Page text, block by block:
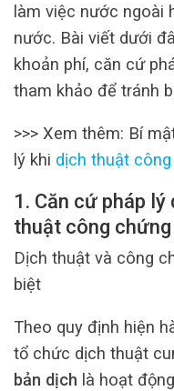
làm việc nước ngoài
nước. Bài viết dưới
khoản phí, căn cứ
tham khảo để tránh
>>> Xem thêm: Bí
lý khi dịch thuật
1. Căn cứ pháp
thuật công chứng
Dịch thuật và công
biệt
Theo quy định hiện
tổ chức dịch thuật
bản dịch là hoạt